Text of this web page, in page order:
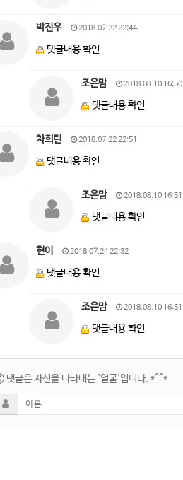
박진우 2018.07.22 22:44
댓글내용 확인
조은맘 2018.08.10 16:50
댓글내용 확인
차희린 2018.07.22 22:51
댓글내용 확인
조은맘 2018.08.10 16:51
댓글내용 확인
현이 2018.07.24 22:32
댓글내용 확인
조은맘 2018.08.10 16:51
댓글내용 확인
댓글은 자신을 나타내는 '얼굴'입니다. *^^*